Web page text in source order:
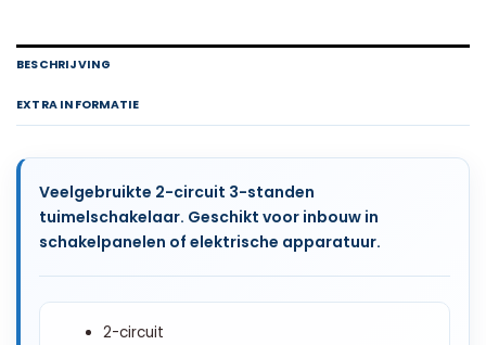
BESCHRIJVING
EXTRA INFORMATIE
Veelgebruikte 2-circuit 3-standen
tuimelschakelaar. Geschikt voor inbouw in
schakelpanelen of elektrische apparatuur.
2-circuit